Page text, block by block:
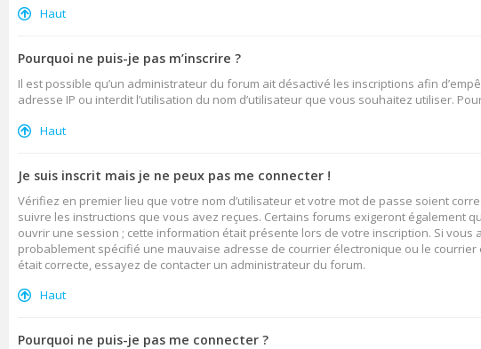
Haut
Pourquoi ne puis-je pas m’inscrire ?
Il est possible qu’un administrateur du forum ait désactivé les inscriptions afin
adresse IP ou interdit l’utilisation du nom d’utilisateur que vous souhaitez utiliser.
Haut
Je suis inscrit mais je ne peux pas me connecter !
Vérifiez en premier lieu que votre nom d’utilisateur et votre mot de passe soient
suivre les instructions que vous avez reçues. Certains forums exigeront également
ouvrir une session ; cette information était présente lors de votre inscription. Si
probablement spécifié une mauvaise adresse de courrier électronique ou le
était correcte, essayez de contacter un administrateur du forum.
Haut
Pourquoi ne puis-je pas me connecter ?